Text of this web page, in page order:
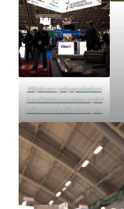
Ylöjärven yrityspalvelun
jumbotronmainen kyltti
oli messuhallin isoimpia.